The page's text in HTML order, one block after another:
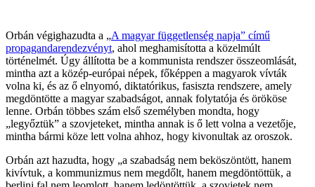
Orbán végighazudta a „A magyar függetlenség napja” című
propagandarendezvényt, ahol meghamisította a közelmúlt
történelmét. Úgy állította be a kommunista rendszer összeomlását,
mintha azt a közép-európai népek, főképpen a magyarok vívták
volna ki, és az ő elnyomó, diktatórikus, fasiszta rendszere, amely
megdöntötte a magyar szabadságot, annak folytatója és örököse
lenne. Orbán többes szám első személyben mondta, hogy
„legyőztük” a szovjeteket, mintha annak is ő lett volna a vezetője,
mintha bármi köze lett volna ahhoz, hogy kivonultak az oroszok.
Orbán azt hazudta, hogy „a szabadság nem beköszöntött, hanem
kivívtuk, a kommunizmus nem megdőlt, hanem megdöntöttük, a